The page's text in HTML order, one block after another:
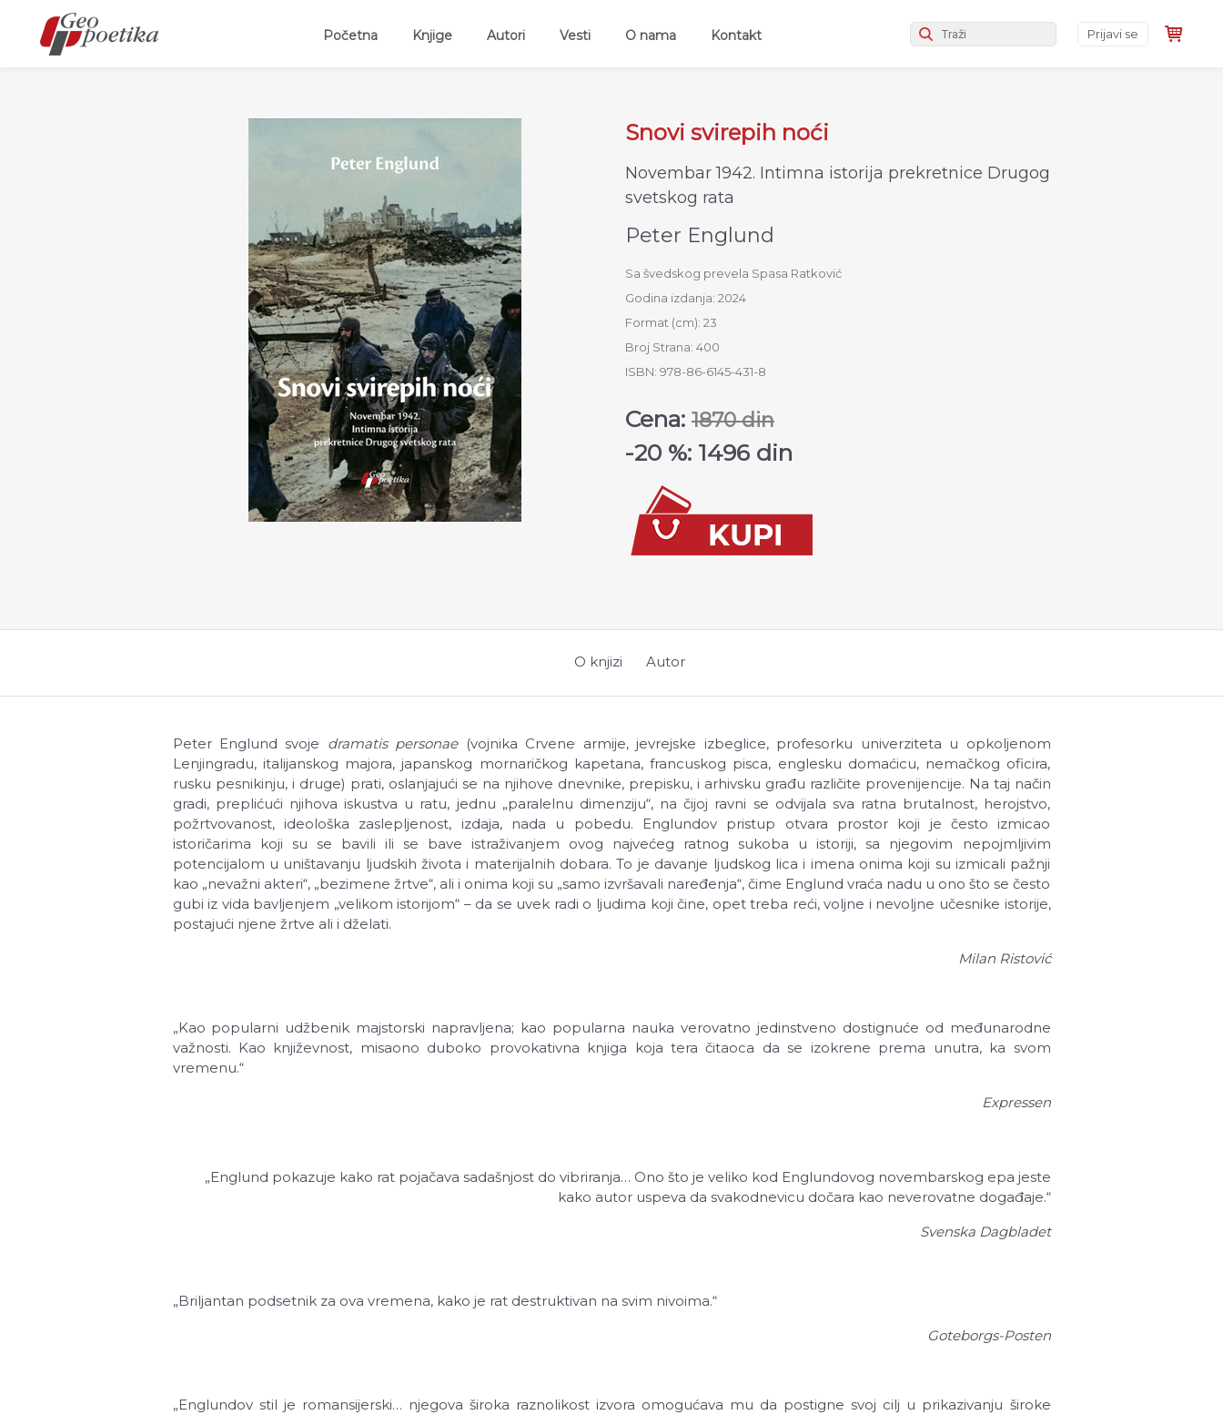
Početna(current)Knjige Autori Vesti O nama Kontakt Prijavi se
Snovi svirepih noći
Novembar 1942. Intimna istorija prekretnice Drugog
svetskog rata
Peter Englund
Sa švedskog prevela Spasa Ratković
Godina izdanja: 2024
Format (cm): 23
Broj Strana: 400
ISBN: 978-86-6145-431-8
Cena: 1870 din
-20 %: 1496 din
O knjizi Autor
Peter Englund svoje dramatis personae (vojnika Crvene armije, jevrejske izbeglice, profesorku univerziteta u opkoljenom
Lenjingradu, italijanskog majora, japanskog mornaričkog kapetana, francuskog pisca, englesku domaćicu, nemačkog oficira,
rusku pesnikinju, i druge) prati, oslanjajući se na njihove dnevnike, prepisku, i arhivsku građu različite provenijencije. Na taj način
gradi, preplićući njihova iskustva u ratu, jednu „paralelnu dimenziju“, na čijoj ravni se odvijala sva ratna brutalnost, herojstvo,
požrtvovanost, ideološka zaslepljenost, izdaja, nada u pobedu. Englundov pristup otvara prostor koji je često izmicao
istoričarima koji su se bavili ili se bave istraživanjem ovog najvećeg ratnog sukoba u istoriji, sa njegovim nepojmljivim
potencijalom u uništavanju ljudskih života i materijalnih dobara. To je davanje ljudskog lica i imena onima koji su izmicali pažnji
kao „nevažni akteri“, „bezimene žrtve“, ali i onima koji su „samo izvršavali naređenja“, čime Englund vraća nadu u ono što se često
gubi iz vida bavljenjem „velikom istorijom“ – da se uvek radi o ljudima koji čine, opet treba reći, voljne i nevoljne učesnike istorije,
postajući njene žrtve ali i dželati.
Milan Ristović
„Kao popularni udžbenik majstorski napravljena; kao popularna nauka verovatno jedinstveno dostignuće od međunarodne
važnosti. Kao književnost, misaono duboko provokativna knjiga koja tera čitaoca da se izokrene prema unutra, ka svom
vremenu.“
Expressen
„Englund pokazuje kako rat pojačava sadašnjost do vibriranja… Ono što je veliko kod Englundovog novembarskog epa jeste
kako autor uspeva da svakodnevicu dočara kao neverovatne događaje.“
Svenska Dagbladet
„Briljantan podsetnik za ova vremena, kako je rat destruktivan na svim nivoima.“
Goteborgs-Posten
„Englundov stil je romansijerski… njegova široka raznolikost izvora omogućava mu da postigne svoj cilj u prikazivanju široke